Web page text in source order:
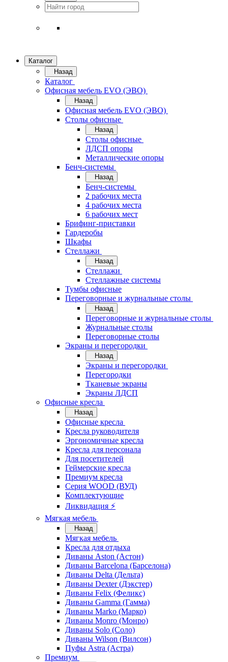
Каталог
Назад
Каталог
Офисная мебель EVO (ЭВО)
Назад
Офисная мебель EVO (ЭВО)
Cтолы офисные
Назад
Cтолы офисные
ЛДСП опоры
Металлические опоры
Бенч-системы
Назад
Бенч-системы
2 рабочих места
4 рабочих места
6 рабочих мест
Брифинг-приставки
Гардеробы
Шкафы
Стеллажи
Назад
Стеллажи
Стеллажные системы
Тумбы офисные
Переговорные и журнальные столы
Назад
Переговорные и журнальные столы
Журнальные столы
Переговорные столы
Экраны и перегородки
Назад
Экраны и перегородки
Перегородки
Тканевые экраны
Экраны ЛДСП
Офисные кресла
Назад
Офисные кресла
Кресла руководителя
Эргономичные кресла
Кресла для персонала
Для посетителей
Геймерские кресла
Премиум кресла
Серия WOOD (ВУД)
Комплектующие
Ликвидация ⚡
Мягкая мебель
Назад
Мягкая мебель
Кресла для отдыха
Диваны Aston (Астон)
Диваны Barcelona (Барселона)
Диваны Delta (Дельта)
Диваны Dexter (Дэкстер)
Диваны Felix (Феликс)
Диваны Gamma (Гамма)
Диваны Marko (Марко)
Диваны Monro (Монро)
Диваны Solo (Соло)
Диваны Wilson (Вилсон)
Пуфы Astra (Астра)
Премиум